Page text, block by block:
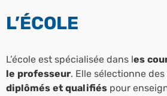
L’ÉCOLE
L’école est spécialisée dans les
le professeur. Elle sélectionne des
diplômés et qualifiés pour